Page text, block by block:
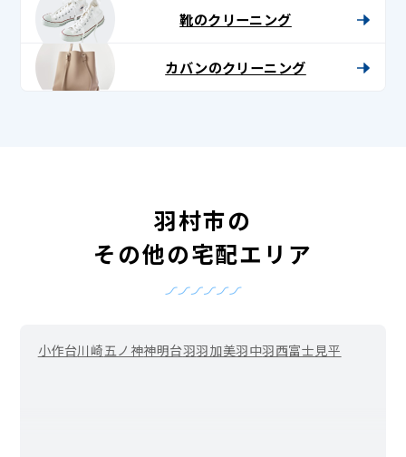
靴のクリーニング
カバンのクリーニング
羽村市の
その他の宅配エリア
小作台川崎五ノ神神明台羽羽加美羽中羽西富士見平